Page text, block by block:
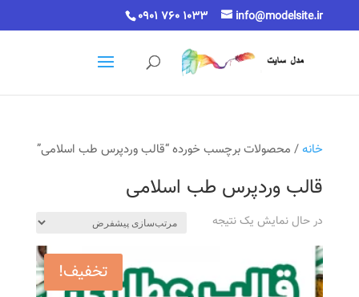
0901 760 1033 info@modelsite.ir
خانه/ محصولات برچسب خورده “قالب وردپرس طب اسلامی”
قالب وردپرس طب اسلامی
در حال نمایش یک نتیجه
تخفیف!